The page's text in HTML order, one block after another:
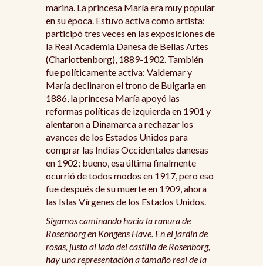
marina. La princesa María era muy popular
en su época. Estuvo activa como artista:
participó tres veces en las exposiciones de
la Real Academia Danesa de Bellas Artes
(Charlottenborg), 1889-1902. También
fue políticamente activa: Valdemar y
María declinaron el trono de Bulgaria en
1886, la princesa María apoyó las
reformas políticas de izquierda en 1901 y
alentaron a Dinamarca a rechazar los
avances de los Estados Unidos para
comprar las Indias Occidentales danesas
en 1902; bueno, esa última finalmente
ocurrió de todos modos en 1917, pero eso
fue después de su muerte en 1909, ahora
las Islas Vírgenes de los Estados Unidos.
Sigamos caminando hacia la ranura de
Rosenborg en Kongens Have. En el jardín de
rosas, justo al lado del castillo de Rosenborg,
hay una representación a tamaño real de la